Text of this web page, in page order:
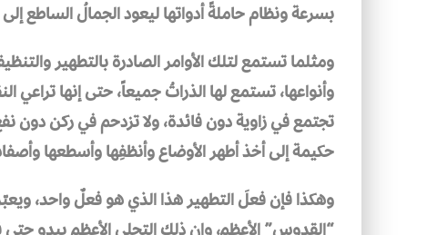
بسرعة ونظام حاملةً أدواتها ليعود الجمالُ الساطع
ومثلما تستمع لتلك الأوامر الصادرة بالتطهير
وأنواعها، تستمع لها الذراتُ جميعاً، حتى إنها تراعي
تجتمع في زاوية دون فائدة، ولا تزدحم في ركن دون
حكيمة إلى أخذ أطهر الأوضاع وأنظفِها وأسطعها
وهكذا فإن فعلَ التطهير هذا الذي هو فعلٌ واحد،
“القدوس” الأعظم، وإن ذلك التجلي الأعظم يبدو